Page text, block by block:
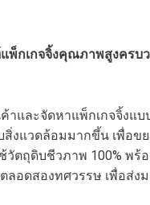
กเกจจิ้งคุณภาพสูงครบว
าและจัดหาแพ็กเกจจิ้งแ
แวดล้อมมากขึ้น เพื่อข
ช้วัตถุดิบชีวภาพ 100%
ดสองทศวรรษ เพื่อส่ง